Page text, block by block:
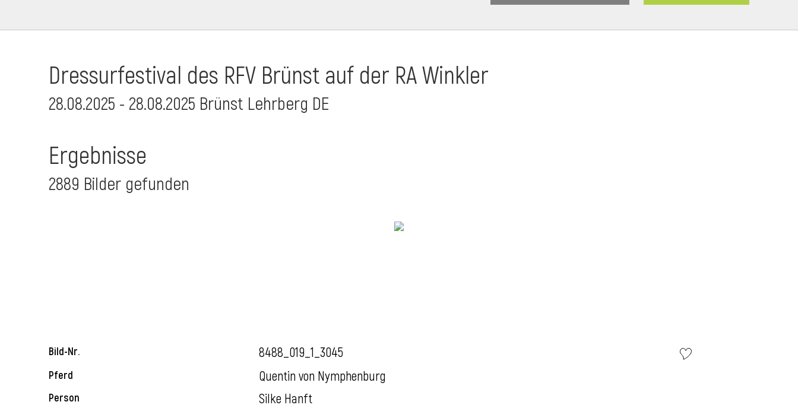
Dressurfestival des RFV Brünst auf der RA Winkler
28.08.2025 - 28.08.2025 Brünst Lehrberg DE
Ergebnisse
2889 Bilder gefunden
Bild-Nr. 8488_019_1_3045
Pferd Quentin von Nymphenburg
Person Silke Hanft